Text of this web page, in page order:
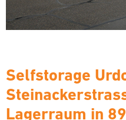
Selfstorage
Lagerraum in